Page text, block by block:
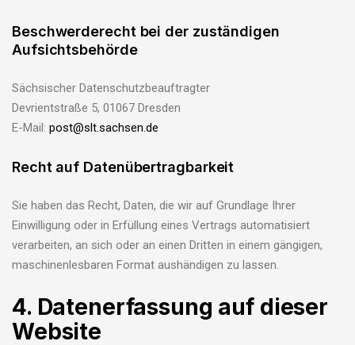
Beschwerderecht bei der zuständigen
Aufsichtsbehörde
Sächsischer Datenschutzbeauftragter
Devrientstraße 5, 01067 Dresden
E-Mail: post@slt.sachsen.de
Recht auf Datenübertragbarkeit
Sie haben das Recht, Daten, die wir auf Grundlage Ihrer
Einwilligung oder in Erfüllung eines Vertrags automatisiert
verarbeiten, an sich oder an einen Dritten in einem gängigen,
maschinenlesbaren Format aushändigen zu lassen.
4. Datenerfassung auf dieser
Website